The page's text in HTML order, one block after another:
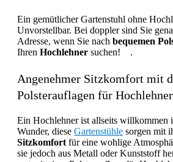
Produktliste
springen
Ein gemütlicher Gartenstuhl ohne
Unvorstellbar. Bei doppler sind Sie
Adresse, wenn Sie nach bequemen
Ihren Hochlehner suchen! .
Angenehmer Sitzkomfort mit
Polsterauflagen für Hochlehner
Ein Hochlehner ist allseits willkommen
Wunder, diese Gartenstühle sorgen mit
Sitzkomfort für eine wohlige
sie jedoch aus Metall oder Kunststoff